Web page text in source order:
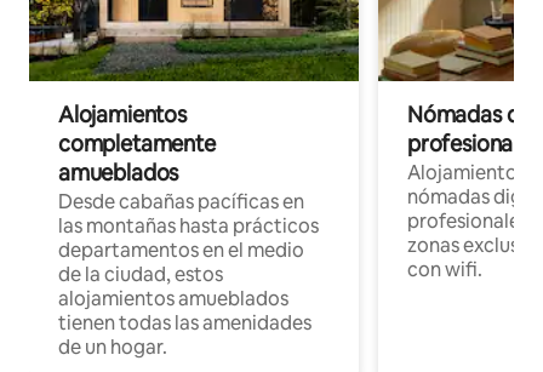
Alojamientos
completamente
amueblados
Desde cabañas pacíficas en
las montañas hasta prácticos
departamentos en el medio
de la ciudad, estos
alojamientos amueblados
tienen todas las amenidades
de un hogar.
Nómadas
Alojamientos
nómadas
profesionales
zonas
con wifi.